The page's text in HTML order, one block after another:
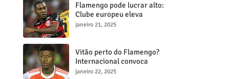
Flamengo pode lucrar alto:
Clube europeu eleva
proposta por Lorran para R$
janeiro 21, 2025
Vitão perto do Flamengo?
Internacional convoca
reunião decisiva para tentar
janeiro 22, 2025